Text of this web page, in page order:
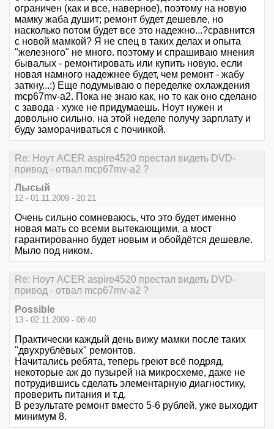
ограничен (как и все, наверное), поэтому на новую
мамку жаба душит; ремонт будет дешевле, но
насколько потом будет все это надежно...?сравнится
с новой мамкой? Я не спец в таких делах и опыта
"железного" не много. поэтому и спрашиваю мнения
бывалых - ремонтировать или купить новую. если
новая намного надежнее будет, чем ремонт - жабу
заткну...:) Еще подумываю о переделке охлаждения
mcp67mv-a2. Пока не знаю как, но то как оно сделано
с завода - хуже не придумаешь. Ноут нужен и
довольно сильно. на этой неделе получу зарплату и
буду заморачиваться с починкой.
Re: Ноут ACER aspire4520 престал видеть DVD-
привод - отвал mcp67mv-a2 ?
Лысый
12 - 01.11.2009 - 20:21
Очень сильно сомневаюсь, что это будет именно
новая мать со всеми вытекающими, а мост
гарантированно будет новым и обойдётся дешевле.
Мыло под ником.
Re: Ноут ACER aspire4520 престал видеть DVD-
привод - отвал mcp67mv-a2 ?
Possible
13 - 02.11.2009 - 08:40
Практически каждый день вижу мамки после таких
"двухрублёвых" ремонтов.
Начитались ребята, теперь греют всё подряд,
некоторые аж до пузырей на микросхеме, даже не
потрудившись сделать элементарную диагностику,
проверить питания и т.д.
В результате ремонт вместо 5-6 рублей, уже выходит
минимум 8.